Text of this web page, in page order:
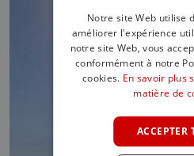
Notre site Web utilise
améliorer l'expérience
notre site Web, vous
conformément à notre
cookies. En savoir plus
matière de
ACCEPTER